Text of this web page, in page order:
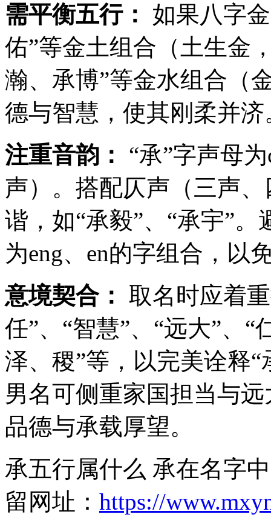
需平衡五行：
如果八字
佑”等金土组合（土生金
瀚、承博”等金水组合（
德与智慧，使其刚柔并济
注重音韵：
“承”字声母
声）。搭配仄声（三声
谐，如“承毅”、“承宇”
为eng、en的字组合，以
意境契合： 取名时应着
任”、“智慧”、“远大”、
泽、稷”等，以完美诠释
男名可侧重家国担当与
品德与承载厚望。
承五行属什么 承在名字
留网址： https://